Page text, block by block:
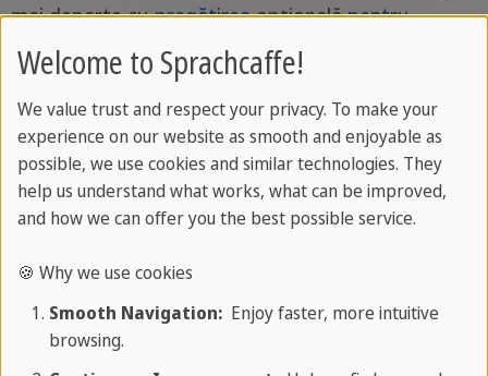
mai departe cupregătireaopționalăpentru
examen
cazare
Hotelul nostru rezident este situat într-un cartier
rezidențial din Miramar (zona ambasadei din
Havana) și la doar câteva minute distanță de
Welcome to Sprachcaffe!
We value trust and respect your privacy. To make your
experience on our website as smooth and enjoyable as
possible, we use cookies and similar technologies. They
help us understand what works, what can be improved,
and how we can offer you the best possible service.
🍪 Why we use cookies
Smooth Navigation:Enjoy faster, more intuitive
browsing.